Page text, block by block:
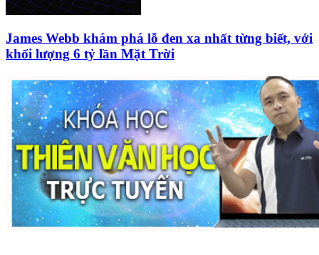
James Webb khám phá lỗ đen xa nhất từng biết, với
khối lượng 6 tỷ lần Mặt Trời